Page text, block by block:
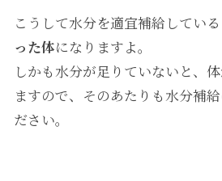
こうして水分を適宜補給してい
った体になりますよ。
しかも水分が足りていないと、
ますので、そのあたりも水分補
ださい。